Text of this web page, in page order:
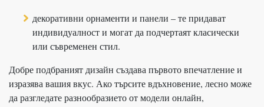
декоративни орнаменти и панели – те придават
индивидуалност и могат да подчертаят класически
или съвременен стил.
Добре подбраният дизайн създава първото впечатление и
изразява вашия вкус. Ако търсите вдъхновение, лесно може
да разгледате разнообразието от модели онлайн,